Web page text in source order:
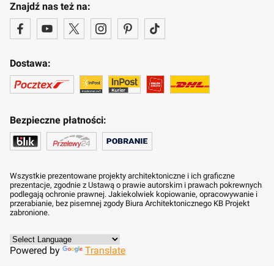
Znajdź nas też na:
Dostawa:
Bezpieczne płatności:
Wszystkie prezentowane projekty architektoniczne i ich graficzne
prezentacje, zgodnie z Ustawą o prawie autorskim i prawach pokrewnych
podlegają ochronie prawnej. Jakiekolwiek kopiowanie, opracowywanie i
przerabianie, bez pisemnej zgody Biura Architektonicznego KB Projekt
zabronione.
Powered by Translate